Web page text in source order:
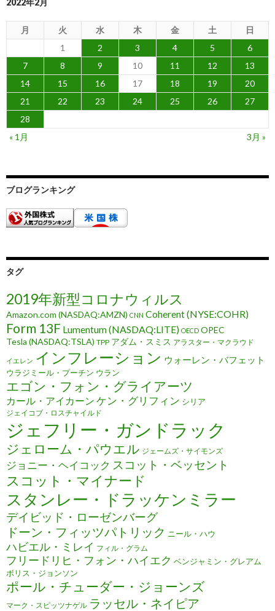
2022年2月
月 火 水 木 金 土
日
1
2 3 4 5
6
7
8 9 10 11 12
13
14
15 16 17 18 19
20
21
22 23 24 25 26
27
28
« 1月
3月 »
ブログランキング
タグ
2019年新型コロナウィルス
Amazon.com (NASDAQ:AMZN) CNN Coherent (NYSE:COHR)
Form 13F Lumentum (NASDAQ:LITE) OECD OPEC
Tesla (NASDAQ:TSLA) TPP アダム・スミス アラスター・マクラウド
イエレン インフレーション ウォーレン・バフェット
ウラジミール・プーチン ウラン
エゴン・フォン・グライアーツ
カール・アイカーン ケン・グリフィン シリア
ジェイコブ・ロスチャイルド
ジェフリー・ガンドラック
ジェローム・パウエル ジェームズ・サイモンズ
ジョニー・ヘイコック スコット・ベッセント
スコット・マイナード
スタンレー・ドラッケンミラー
デイビッド・ローゼンバーグ
ドーン・フィッツパトリック ニール・ハウ
ハビエル・ミレイ フィル・グラム
フリードリヒ・フォン・ハイエク ベンジャミン・グレアム
ボリス・ジョンソン
ポール・チューダー・ジョーンズ
マーク・スピッツナゲル ラッセル・ネイピア